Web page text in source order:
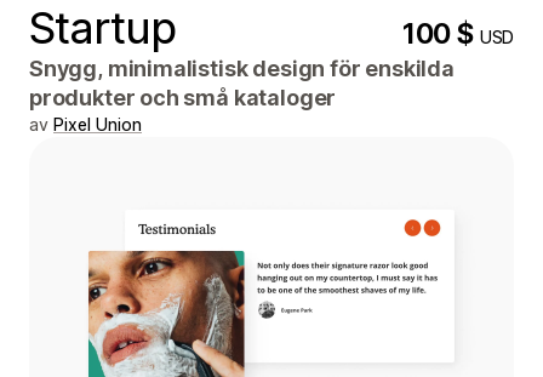
Startup 100 $USD
Snygg, minimalistisk design för enskilda
produkter och små kataloger
av Pixel Union